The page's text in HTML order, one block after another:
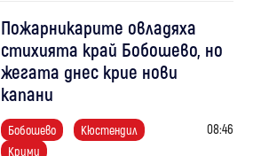
Пожарникарите овладяха
стихията край Бобошево, но
жегата днес крие нови
капани
Бобошево
Кюстендил
Крими
08:46